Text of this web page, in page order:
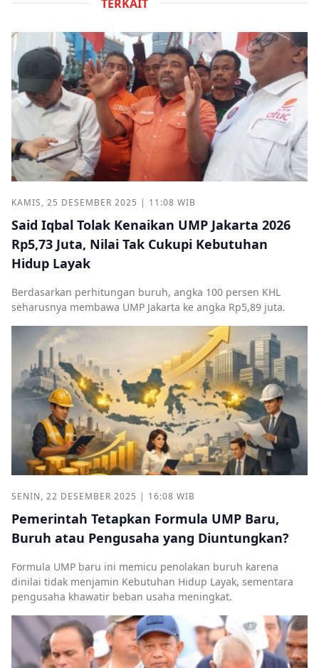
TERKAIT
KAMIS, 25 DESEMBER 2025 | 11:08 WIB
Said Iqbal Tolak Kenaikan UMP Jakarta 2026
Rp5,73 Juta, Nilai Tak Cukupi Kebutuhan
Hidup Layak
Berdasarkan perhitungan buruh, angka 100 persen KHL
seharusnya membawa UMP Jakarta ke angka Rp5,89 juta.
SENIN, 22 DESEMBER 2025 | 16:08 WIB
Pemerintah Tetapkan Formula UMP Baru,
Buruh atau Pengusaha yang Diuntungkan?
Formula UMP baru ini memicu penolakan buruh karena
dinilai tidak menjamin Kebutuhan Hidup Layak, sementara
pengusaha khawatir beban usaha meningkat.